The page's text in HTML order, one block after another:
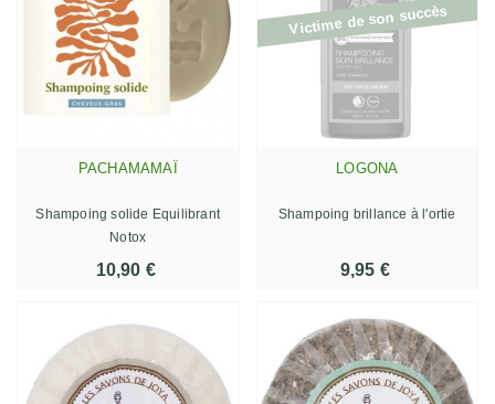
PACHAMAMAÏ
Shampoing solide Equilibrant
Notox
10,90 €
Victime de son succès
LOGONA
Shampoing brillance à l'ortie
9,95 €